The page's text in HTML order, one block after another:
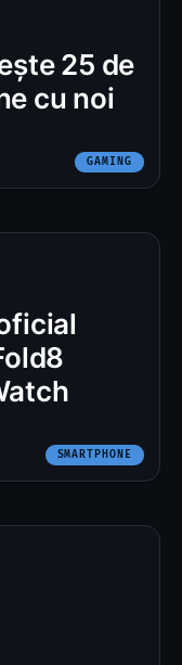
25 de
cu noi
GAMING
SMARTPHONE